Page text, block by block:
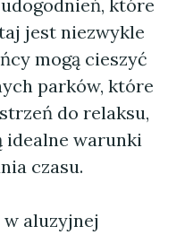
które
jest niezwykle
mogą cieszyć
parków, które
do relaksu,
idealne warunki
czasu.
aluzyjnej